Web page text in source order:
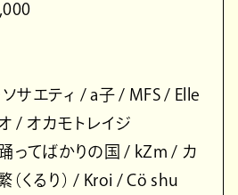
ソサエティ / a子 / MFS / Elle
/ オカモトレイジ
踊ってばかりの国 / kZm / カ
（くるり） / Kroi / Cö shu